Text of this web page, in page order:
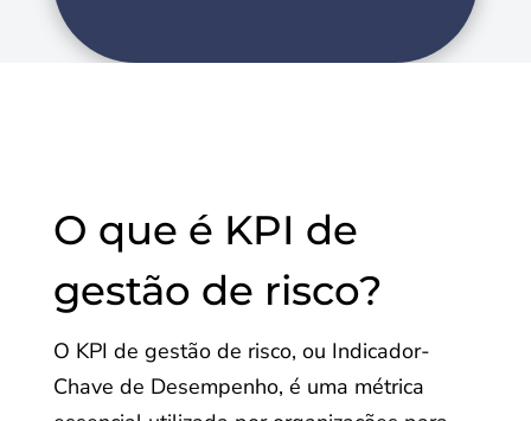
O que é KPI de
gestão de risco?
O KPI de gestão de risco, ou Indicador-
Chave de Desempenho, é uma métrica